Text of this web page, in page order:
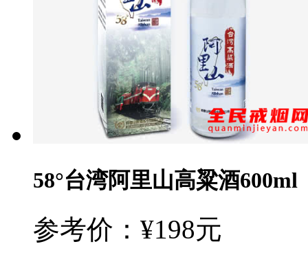
58°台湾阿里山高粱酒600ml
参考价：¥198元